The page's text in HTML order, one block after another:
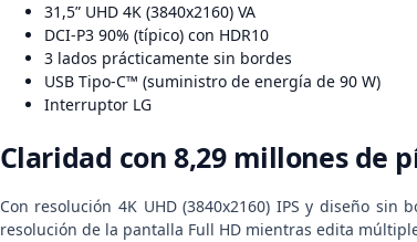
31,5” UHD 4K (3840x2160) VA
DCI-P3 90% (típico) con HDR10
3 lados prácticamente sin bordes
USB Tipo-C™ (suministro de energía de 90 W)
Interruptor LG
Claridad con 8,29 millones de
Con resolución 4K UHD (3840x2160) IPS y diseño
resolución de la pantalla Full HD mientras edita